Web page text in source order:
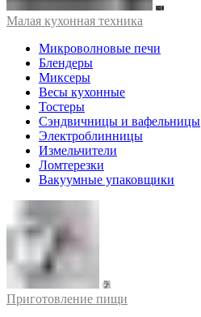
Малая кухонная техника
Микроволновые печи
Блендеры
Миксеры
Весы кухонные
Тостеры
Сэндвичницы и вафельницы
Электроблинницы
Измельчители
Ломтерезки
Вакуумные упаковщики
Приготовление пищи